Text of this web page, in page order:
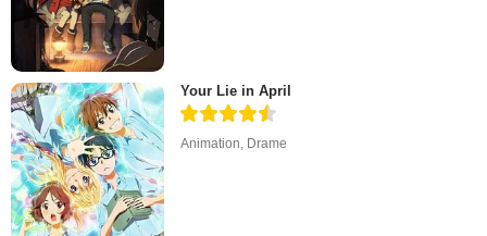
Your Lie in April
Animation, Drame